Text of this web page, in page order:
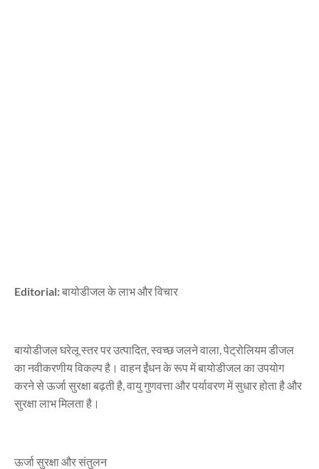
Editorial:बायोडीजल के लाभ और विचार
बायोडीजल घरेलू स्तर पर उत्पादित, स्वच्छ जलने वाला, पेट्रोलियम डीजल
का नवीकरणीय विकल्प है। वाहन ईंधन के रूप में बायोडीजल का उपयोग
करने से ऊर्जा सुरक्षा बढ़ती है, वायु गुणवत्ता और पर्यावरण में सुधार होता है और
सुरक्षा लाभ मिलता है।
ऊर्जा सुरक्षा और संतुलन